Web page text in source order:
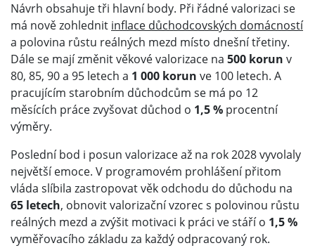
Návrh obsahuje tři hlavní body. Při řádné valorizaci se
má nově zohlednit inflace důchodcovských domácností
a polovina růstu reálných mezd místo dnešní třetiny.
Dále se mají změnit věkové valorizace na 500 korun v
80, 85, 90 a 95 letech a 1 000 korun ve 100 letech. A
pracujícím starobním důchodcům se má po 12
měsících práce zvyšovat důchod o 1,5 % procentní
výměry.
Poslední bod i posun valorizace až na rok 2028 vyvolaly
největší emoce. V programovém prohlášení přitom
vláda slíbila zastropovat věk odchodu do důchodu na
65 letech, obnovit valorizační vzorec s polovinou růstu
reálných mezd a zvýšit motivaci k práci ve stáří o 1,5 %
vyměřovacího základu za každý odpracovaný rok.